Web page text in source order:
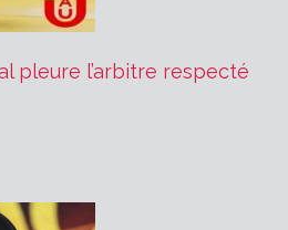
pleure l’arbitre respecté